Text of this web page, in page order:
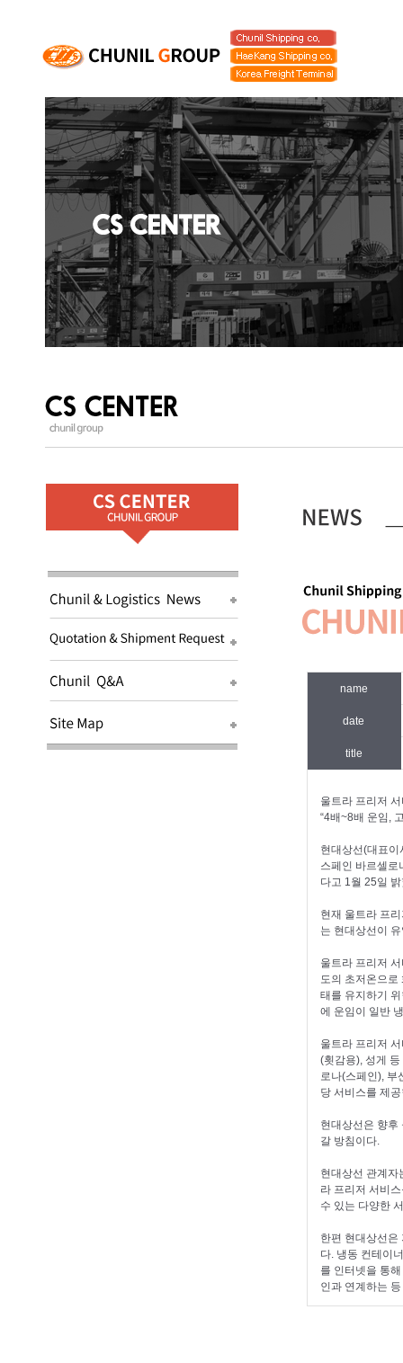
name
date
title
울트라 프리저
“4배~8배 운임,
현대상선(대표
스페인 바르셀로
다고 1월 25일
현재 울트라 프
는 현대상선이
울트라 프리저
도의 초저온으로
태를 유지하기
에 운임이 일반
울트라 프리저
(횟감용), 성게
로나(스페인), 부
당 서비스를 제
현대상선은 향후
갈 방침이다.
현대상선 관계자
라 프리저 서비
수 있는 다양한
한편 현대상선은
다. 냉동 컨테이
를 인터넷을 통
인과 연계하는